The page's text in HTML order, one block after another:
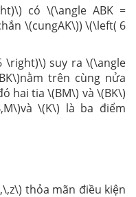
có \(\angle ABK =
\(cungAK\)) \(\left( 6
\right)\) suy ra \(\angle
trên cùng nửa
hai tia \(BM\) và \(BK\)
\(K\) là ba điểm
thỏa mãn điều kiện